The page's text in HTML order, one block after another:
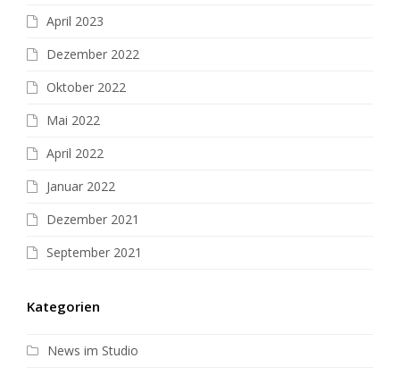
April 2023
Dezember 2022
Oktober 2022
Mai 2022
April 2022
Januar 2022
Dezember 2021
September 2021
Kategorien
News im Studio